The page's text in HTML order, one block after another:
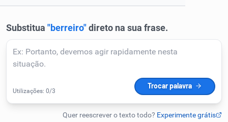
Corrigir Texto
Humanizador de IA